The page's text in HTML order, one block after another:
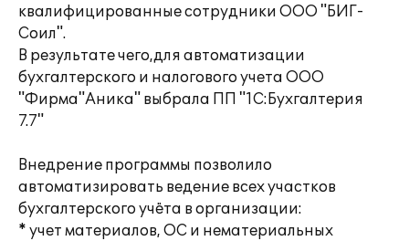
квалифицированные сотрудники ООО "БИГ-
Соил".
В результате чего,для автоматизации
бухгалтерского и налогового учета ООО
"Фирма"Аника" выбрала ПП "1С:Бухгалтерия
7.7"
Внедрение программы позволило
автоматизировать ведение всех участков
бухгалтерского учёта в организации:
* учет материалов, ОС и нематериальных